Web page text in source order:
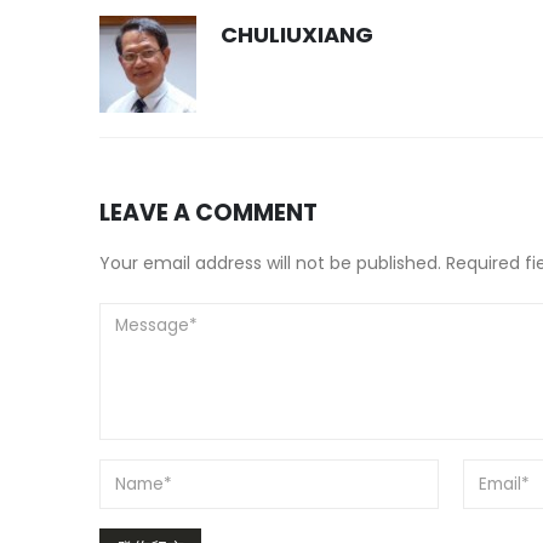
CHULIUXIANG
LEAVE A COMMENT
Your email address will not be published. Required